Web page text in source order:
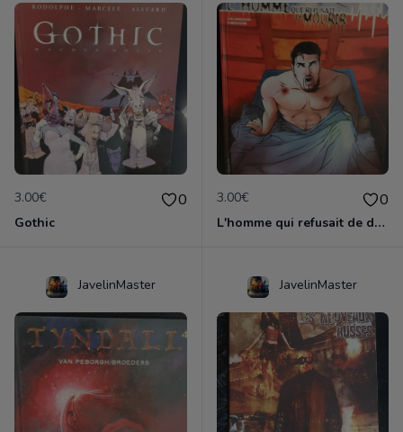
3.00€ 0
Gothic
3.00€ 0
L'homme qui refusait de dormir
JavelinMaster JavelinMaster